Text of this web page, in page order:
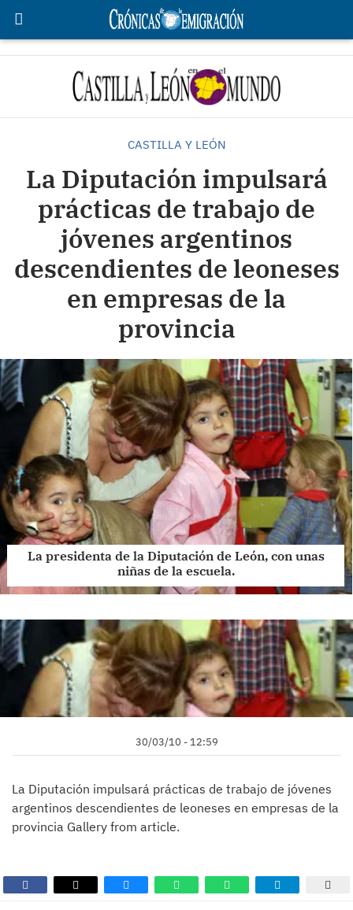
CASTILLA Y LEÓN
La Diputación impulsará
prácticas de trabajo de
jóvenes argentinos
descendientes de leoneses
en empresas de la
provincia
La presidenta de la Diputación de León, con unas
niñas de la escuela.
30/03/10 - 12:59
La Diputación impulsará prácticas de trabajo de jóvenes
argentinos descendientes de leoneses en empresas de la
provincia Gallery from article.